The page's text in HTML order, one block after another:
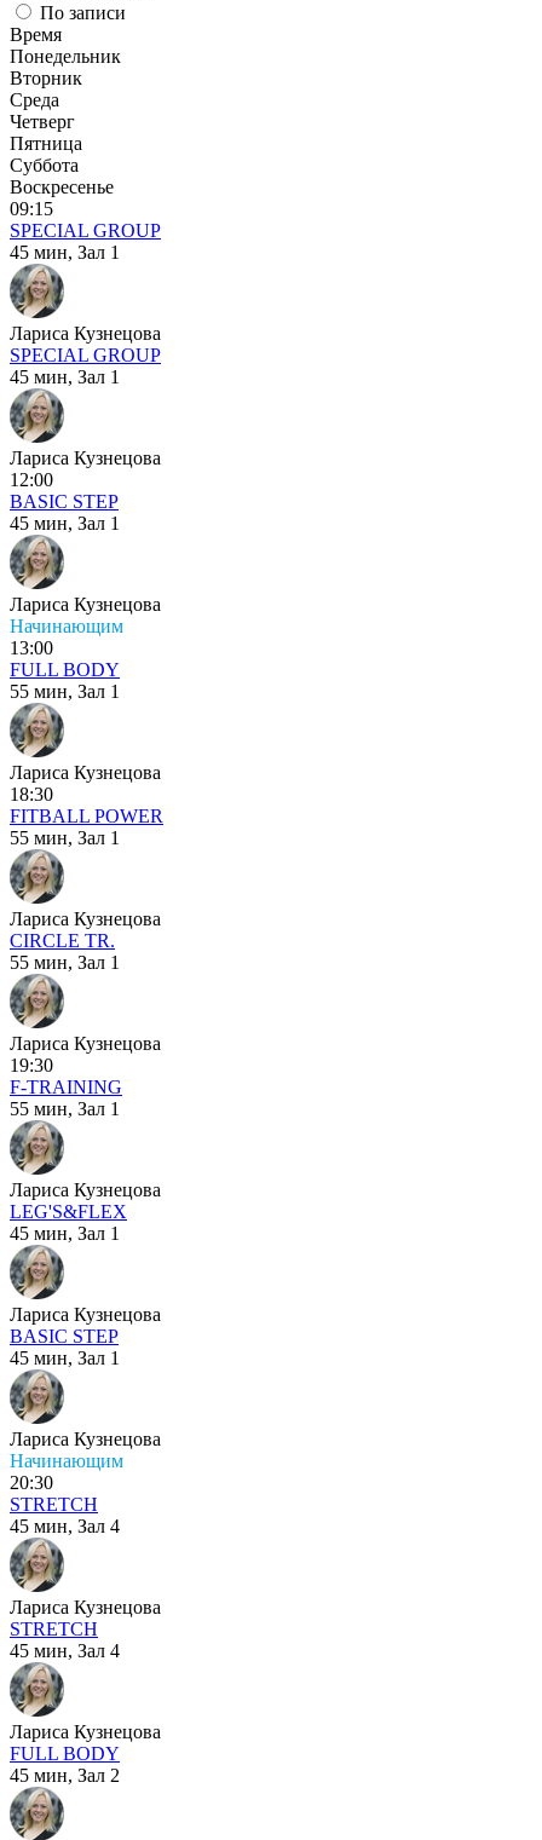
По записи
Время
Понедельник
Вторник
Среда
Четверг
Пятница
Суббота
Воскресенье
09:15
SPECIAL GROUP
45 мин, Зал 1
Лариса Кузнецова
SPECIAL GROUP
45 мин, Зал 1
Лариса Кузнецова
12:00
BASIC STEP
45 мин, Зал 1
Лариса Кузнецова
Начинающим
13:00
FULL BODY
55 мин, Зал 1
Лариса Кузнецова
18:30
FITBALL POWER
55 мин, Зал 1
Лариса Кузнецова
CIRCLE TR.
55 мин, Зал 1
Лариса Кузнецова
19:30
F-TRAINING
55 мин, Зал 1
Лариса Кузнецова
LEG'S&FLEX
45 мин, Зал 1
Лариса Кузнецова
BASIC STEP
45 мин, Зал 1
Лариса Кузнецова
Начинающим
20:30
STRETCH
45 мин, Зал 4
Лариса Кузнецова
STRETCH
45 мин, Зал 4
Лариса Кузнецова
FULL BODY
45 мин, Зал 2